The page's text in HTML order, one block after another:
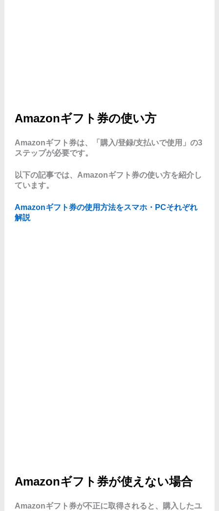
Amazonギフト券の使い方
Amazonギフト券は、「購入/登録/支払いで使用」の3
ステップが必要です。
以下の記事では、Amazonギフト券の使い方を紹介し
ています。
Amazonギフト券の使用方法をスマホ・PCそれぞれ
解説
Amazonギフト券が使えない場合
Amazonギフト券が不正に取得されると、購入したユ